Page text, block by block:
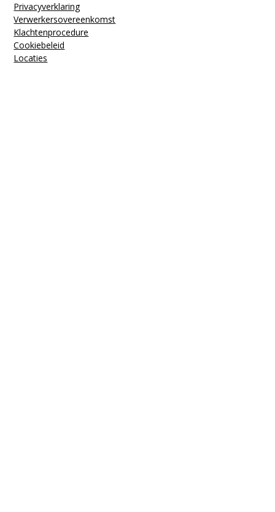
Privacyverklaring
Verwerkers­overeenkomst
Klachten­procedure
Cookiebeleid
Locaties